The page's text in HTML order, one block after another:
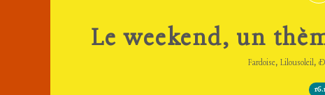
Le weekend, un
Fardoise, Lilousoleil,